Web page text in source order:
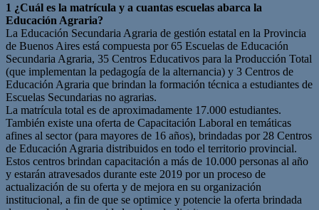
1 ¿Cuál es la matrícula y a cuantas escuelas abarca la
Educación Agraria?
La Educación Secundaria Agraria de gestión estatal en la Provincia
de Buenos Aires está compuesta por 65 Escuelas de Educación
Secundaria Agraria, 35 Centros Educativos para la Producción Total
(que implementan la pedagogía de la alternancia) y 3 Centros de
Educación Agraria que brindan la formación técnica a estudiantes de
Escuelas Secundarias no agrarias.
La matrícula total es de aproximadamente 17.000 estudiantes.
También existe una oferta de Capacitación Laboral en temáticas
afines al sector (para mayores de 16 años), brindadas por 28 Centros
de Educación Agraria distribuidos en todo el territorio provincial.
Estos centros brindan capacitación a más de 10.000 personas al año
y estarán atravesados durante este 2019 por un proceso de
actualización de su oferta y de mejora en su organización
institucional, a fin de que se optimice y potencie la oferta brindada